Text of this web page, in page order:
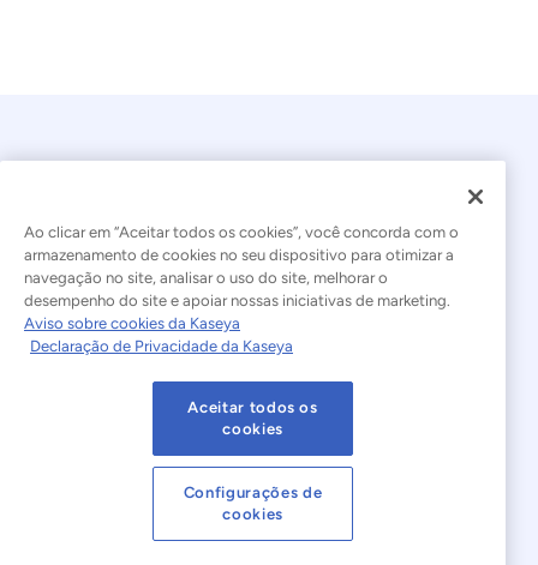
© 2026 Kaseya. Todos os direitos reservados.
Português Brasileiro
Declaração sobre a Escravidão Moderna
Termos de Uso do Site Declaração de Privacidade
Mapa do site Cookies Settings
Aviso sobre cookies
Ao clicar em “Aceitar todos os cookies”, você concorda com o
armazenamento de cookies no seu dispositivo para otimizar a
navegação no site, analisar o uso do site, melhorar o
desempenho do site e apoiar nossas iniciativas de marketing.
Aviso sobre cookies da Kaseya
Declaração de Privacidade da Kaseya
Aceitar todos os
cookies
Configurações de
cookies